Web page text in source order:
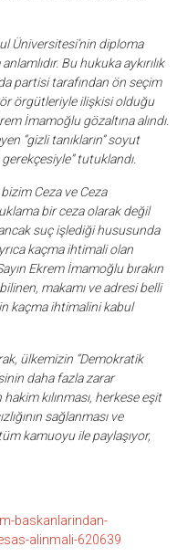
Üniversitesi’nin diploma
Bu hukuka aykırılık
partisi tarafından ön seçim
örgütleriyle ilişkisi olduğu
İmamoğlu gözaltına alındı.
“gizli tanıkların” soyut
tutuklandı.
Ceza ve Ceza
bir ceza olarak değil
suç işlediği hususunda
kaçma ihtimali olan
Ekrem İmamoğlu bırakın
makamı ve adresi belli
kaçma ihtimalini kabul
ülkemizin “Demokratik
daha fazla zarar
kılınması, herkese eşit
sağlanması ve
kamuoyu ile paylaşıyor,
baskanlarindan-
alinmali-620639